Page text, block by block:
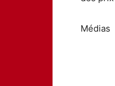
Médias